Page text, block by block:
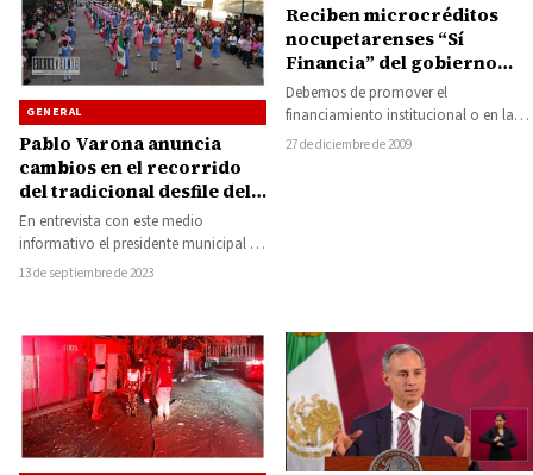
GENERAL
Pablo Varona anuncia
cambios en el recorrido
del tradicional desfile del
16 de Septiembre en
Huetamo
En entrevista con este medio
informativo el presidente municipal de
Huetamo Pablo Varona Estrada,
13 de septiembre de 2023
Reciben microcréditos
nocupetarenses “Sí
Financia” del gobierno
municipal
Debemos de promover el
financiamiento institucional o en la
banca de desarrollo y crear
27 de diciembre de 2009